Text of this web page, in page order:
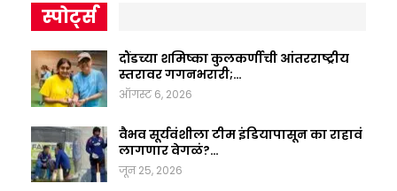
स्पोर्ट्स
दौंडच्या शमिष्का कुलकर्णीची आंतरराष्ट्रीय
स्तरावर गगनभरारी;…
ऑगस्ट 6, 2026
वैभव सूर्यवंशीला टीम इंडियापासून का राहावं
लागणार वेगळं?…
जून 25, 2026